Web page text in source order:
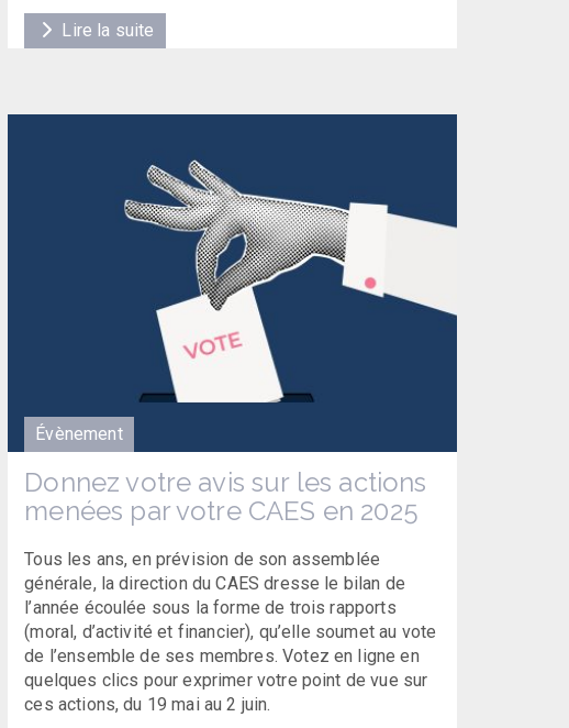
Lire la suite
Évènement
Donnez votre avis sur les actions
menées par votre CAES en 2025
Tous les ans, en prévision de son assemblée
générale, la direction du CAES dresse le bilan de
l’année écoulée sous la forme de trois rapports
(moral, d’activité et financier), qu’elle soumet au vote
de l’ensemble de ses membres. Votez en ligne en
quelques clics pour exprimer votre point de vue sur
ces actions, du 19 mai au 2 juin.